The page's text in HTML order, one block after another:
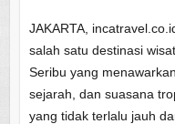
JAKARTA,
salah satu destinasi
Seribu yang
sejarah, dan suasana
yang tidak terlalu jauh